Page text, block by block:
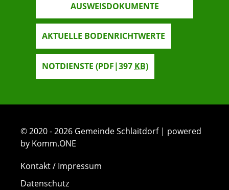
AUSWEISDOKUMENTE
AKTUELLE BODENRICHTWERTE
NOTDIENSTE (PDF|397 KB)
© 2020 - 2026 Gemeinde Schlaitdorf | powered
by Komm.ONE
Kontakt / Impressum
Datenschutz